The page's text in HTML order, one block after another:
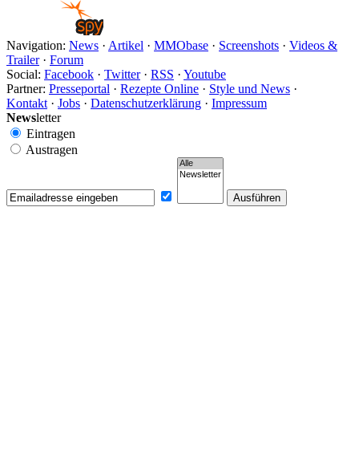
Navigation: News · Artikel · MMObase · Screenshots · Videos &
Trailer· Forum
Social: Facebook · Twitter· RSS · Youtube
Partner: Presseportal · Rezepte Online · Style und News ·
Kontakt · Jobs · Datenschutzerklärung · Impressum
Newsletter
Eintragen
Austragen